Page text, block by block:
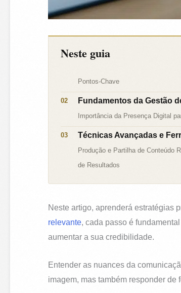
Neste guia
Pontos-Chave
Fundamentos da Gestão
Importância da Presença Digital
Técnicas Avançadas e
Produção e Partilha de Conteúdo
de Resultados
Neste artigo, aprenderá estratégias
relevante, cada passo é
aumentar a sua credibilidade.
Entender as nuances da
imagem, mas também responder